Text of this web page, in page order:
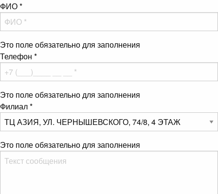
ФИО*
Это поле обязательно для заполнения
Телефон *
Это поле обязательно для заполнения
Филиал*
Это поле обязательно для заполнения